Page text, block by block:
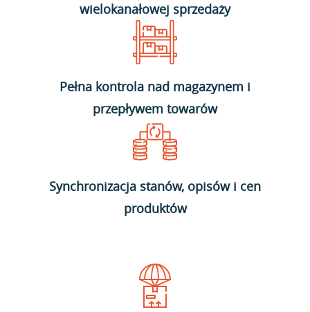
wielokanałowej sprzedaży
Pełna kontrola nad magazynem i
przepływem towarów
Synchronizacja stanów, opisów i cen
produktów